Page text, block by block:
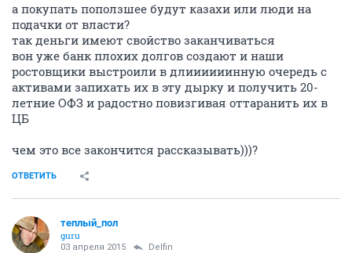
а покупать поползшее будут казахи или люди на
подачки от власти?
так деньги имеют свойство заканчиваться
вон уже банк плохих долгов создают и наши
ростовщики выстроили в длиииииинную очередь с
активами запихать их в эту дырку и получить 20-
летние ОФЗ и радостно повизгивая оттаранить их в
ЦБ
чем это все закончится рассказывать)))?
ОТВЕТИТЬ
теплый_пол
guru
03 апреля 2015 Delfin